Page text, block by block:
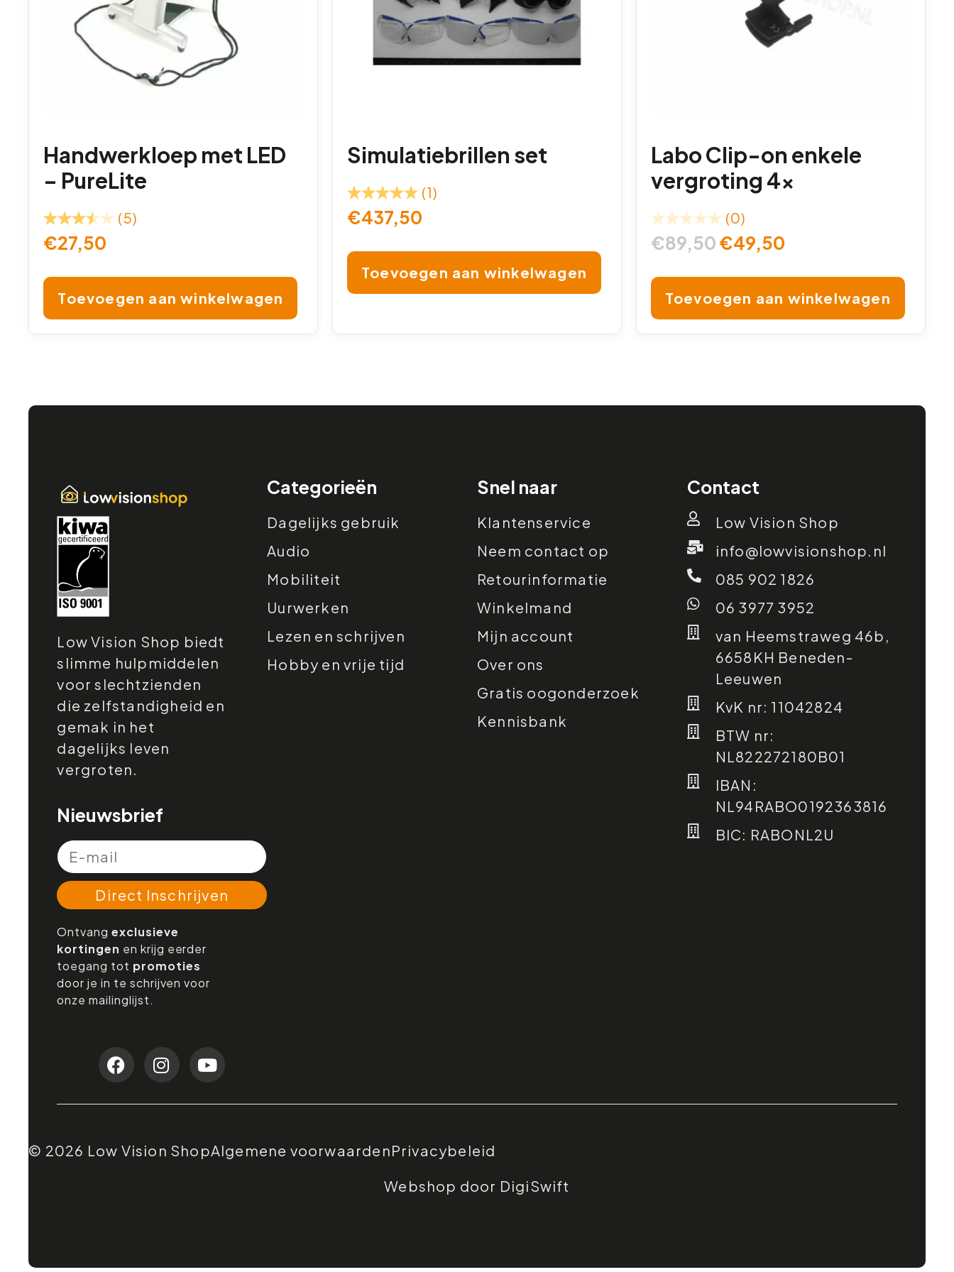
Handwerkloep met LED
– PureLite
(5)
€27,50
Toevoegen aan winkelwagen
Simulatiebrillen set
(1)
€437,50
Toevoegen aan winkelwagen
Labo Clip-on enkele
vergroting 4x
(0)
€89,50€49,50
Toevoegen aan winkelwagen
Low Vision Shop biedt
slimme hulpmiddelen
voor slechtzienden
die zelfstandigheid en
gemak in het
dagelijks leven
vergroten.
Nieuwsbrief
Direct Inschrijven
Ontvang exclusieve
kortingen en krijg eerder
toegang tot promoties
door je in te schrijven voor
onze mailinglijst.
Categorieën
Dagelijks gebruik
Audio
Mobiliteit
Uurwerken
Lezen en schrijven
Hobby en vrije tijd
Snel naar
Klantenservice
Neem contact op
Retourinformatie
Winkelmand
Mijn account
Over ons
Gratis oogonderzoek
Kennisbank
Contact
Low Vision Shop
info@lowvisionshop.nl
085 902 1826
06 3977 3952
van Heemstraweg 46b,
6658KH Beneden-
Leeuwen
KvK nr: 11042824
BTW nr:
NL822272180B01
IBAN:
NL94RABO0192363816
BIC: RABONL2U
© 2026 Low Vision ShopAlgemene voorwaardenPrivacybeleid
Webshop door DigiSwift